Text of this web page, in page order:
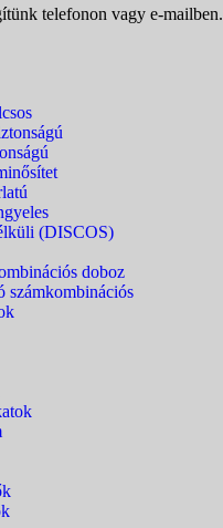
telefonon vagy e-mailben.
(DISCOS)
doboz
számkombinációs